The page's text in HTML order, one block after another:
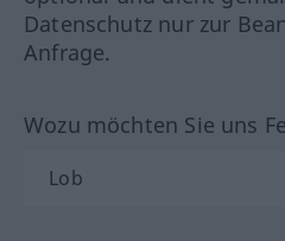
Datenschutz nur zur
Anfrage.
Wozu möchten Sie uns